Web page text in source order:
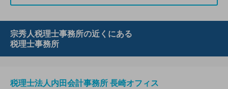
宗秀人税理士事務所の近くにある
税理士事務所
税理士法人内田会計事務所 長崎オフィス